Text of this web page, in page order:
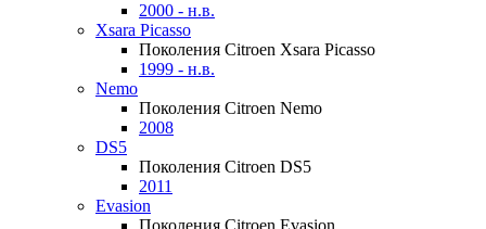
2000 - н.в.
Xsara Picasso
Поколения Citroen Xsara Picasso
1999 - н.в.
Nemo
Поколения Citroen Nemo
2008
DS5
Поколения Citroen DS5
2011
Evasion
Поколения Citroen Evasion